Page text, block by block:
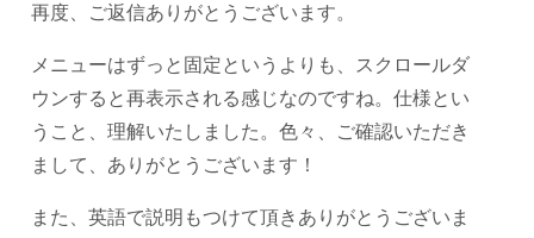
再度、ご返信ありがとうございます。
メニューはずっと固定というよりも、スクロールダ
ウンすると再表示される感じなのですね。仕様とい
うこと、理解いたしました。色々、ご確認いただき
まして、ありがとうございます！
また、英語で説明もつけて頂きありがとうございま